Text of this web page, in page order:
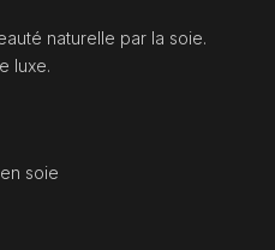
naturelle par la soie.
luxe.
soie